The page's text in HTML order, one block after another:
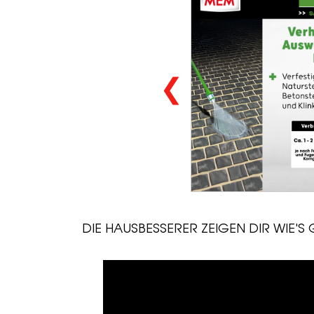
❮
DIE HAUSBESSERER ZEIGEN DIR WIE'S